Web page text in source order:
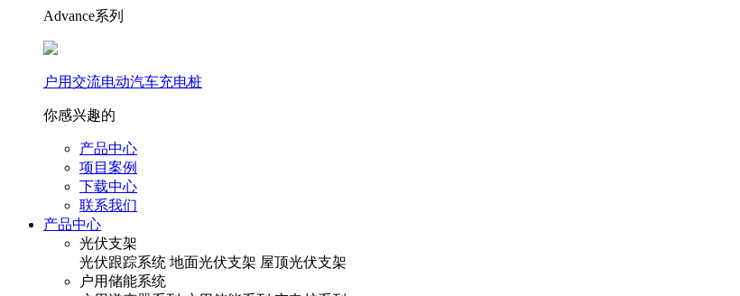
Advance系列
户用交流电动汽车充电桩
你感兴趣的
产品中心
项目案例
下载中心
联系我们
产品中心
光伏支架
光伏跟踪系统 地面光伏支架 屋顶光伏支架
户用储能系统